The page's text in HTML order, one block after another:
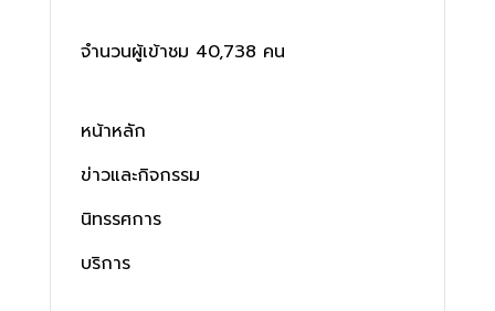
จำนวนผู้เข้าชม 40,738 คน
หน้าหลัก
ข่าวและกิจกรรม
นิทรรศการ
บริการ